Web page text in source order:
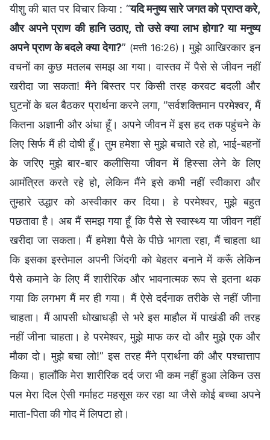
यीशु की बात पर विचार किया : “यदि मनुष्य सारे जगत को प्राप्‍त करे,
और अपने प्राण की हानि उठाए, तो उसे क्या लाभ होगा? या मनुष्य
अपने प्राण के बदले क्या देगा?” (मत्ती 16:26) । मुझे आखिरकार इन
वचनों का कुछ मतलब समझ आ गया। वास्तव में पैसे से जीवन नहीं
खरीदा जा सकता! मैंने बिस्तर पर किसी तरह करवट बदली और
घुटनों के बल बैठकर प्रार्थना करने लगा, “सर्वशक्तिमान परमेश्वर, मैं
कितना अज्ञानी और अंधा हूँ। अपने जीवन में इस हद तक पहुंचने के
लिए सिर्फ मैं ही दोषी हूँ। तुम हमेशा से मुझे बचाते रहे हो, भाई-बहनों
के जरिए मुझे बार-बार कलीसिया जीवन में हिस्सा लेने के लिए
आमंत्रित करते रहे हो, लेकिन मैंने इसे कभी नहीं स्वीकारा और
तुम्हारे उद्धार को अस्वीकार कर दिया। हे परमेश्वर, मुझे बहुत
पछतावा है। अब मैं समझ गया हूँ कि पैसे से स्वास्थ्य या जीवन नहीं
खरीदा जा सकता। मैं हमेशा पैसे के पीछे भागता रहा, मैं चाहता था
कि इसका इस्तेमाल अपनी जिंदगी को बेहतर बनाने में करूँ लेकिन
पैसे कमाने के लिए मैं शारीरिक और भावनात्मक रूप से इतना थक
गया कि लगभग मैं मर ही गया। मैं ऐसे दर्दनाक तरीके से नहीं जीना
चाहता। मैं आपसी धोखाधड़ी से भरे इस माहौल में पाखंडी की तरह
नहीं जीना चाहता। हे परमेश्वर, मुझे माफ कर दो और मुझे एक और
मौका दो। मुझे बचा लो!” इस तरह मैंने प्रार्थना की और पश्चात्ताप
किया। हालाँकि मेरा शारीरिक दर्द जरा भी कम नहीं हुआ लेकिन उस
पल मेरा दिल ऐसी गर्माहट महसूस कर रहा था जैसे कोई बच्चा अपने
माता-पिता की गोद में लिपटा हो।